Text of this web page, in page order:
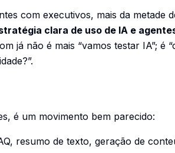
com executivos, mais da metade
clara de uso de IA e
já não é mais “vamos testar IA”; é
é um movimento bem parecido:
resumo de texto, geração de